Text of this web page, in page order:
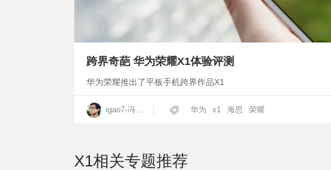
跨界奇葩 华为荣耀X1体验评测
华为荣耀推出了平板手机跨界作品X1
igao7-冯伟文 华为 x1 海思 荣耀
X1相关专题推荐